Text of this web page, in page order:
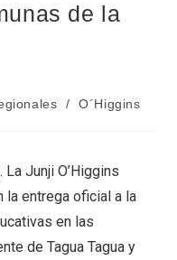
de la
/ O´Higgins
La Junji O’Higgins
la entrega oficial a la
en las
de Tagua Tagua y